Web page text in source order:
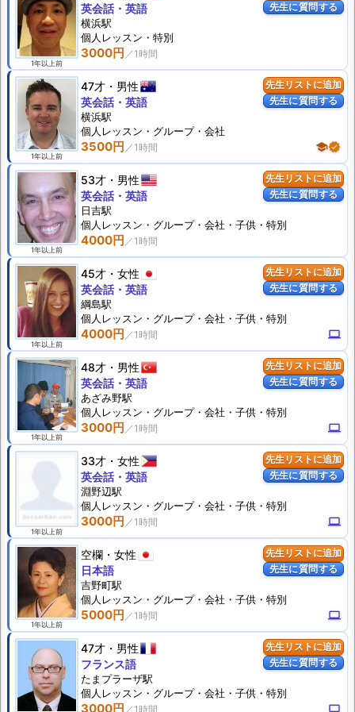
先生に質問する
1年以上前
3000円
英会話・英語
横浜駅
個人 レッスン ・特別
先生リストに追加
先生に質問する
1年以上前
47才 男性
3500円 schoolverified
英会話・英語
横浜駅
個人 レッスン ・グループ・会社
先生リストに追加
先生に質問する
1年以上前
53才 男性
4000円
英会話・英語
日吉駅
個人 レッスン ・グループ・会社・子供・特別
先生リストに追加
先生に質問する
1年以上前
45才 女性
4000円 computer
英会話・英語
綱島駅
個人 レッスン ・グループ・会社・子供・特別
先生リストに追加
先生に質問する
1年以上前
48才 男性
3000円 computer
英会話・英語
あざみ野駅
個人 レッスン ・グループ・会社・子供・特別
先生リストに追加
先生に質問する
1年以上前
33才 女性
3000円 computer
英会話・英語
淵野辺駅
個人 レッスン ・グループ・会社・子供・特別
先生リストに追加
先生に質問する
1年以上前
空欄 女性
5000円 computer
日本語
吉野町駅
個人 レッスン ・グループ・会社・子供・特別
先生リストに追加
先生に質問する
47才 男性
3000円 computer
フランス語
たまプラーザ駅
個人 レッスン ・グループ・会社・子供・特別